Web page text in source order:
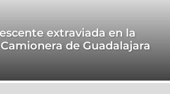
extraviada en la
de Guadalajara